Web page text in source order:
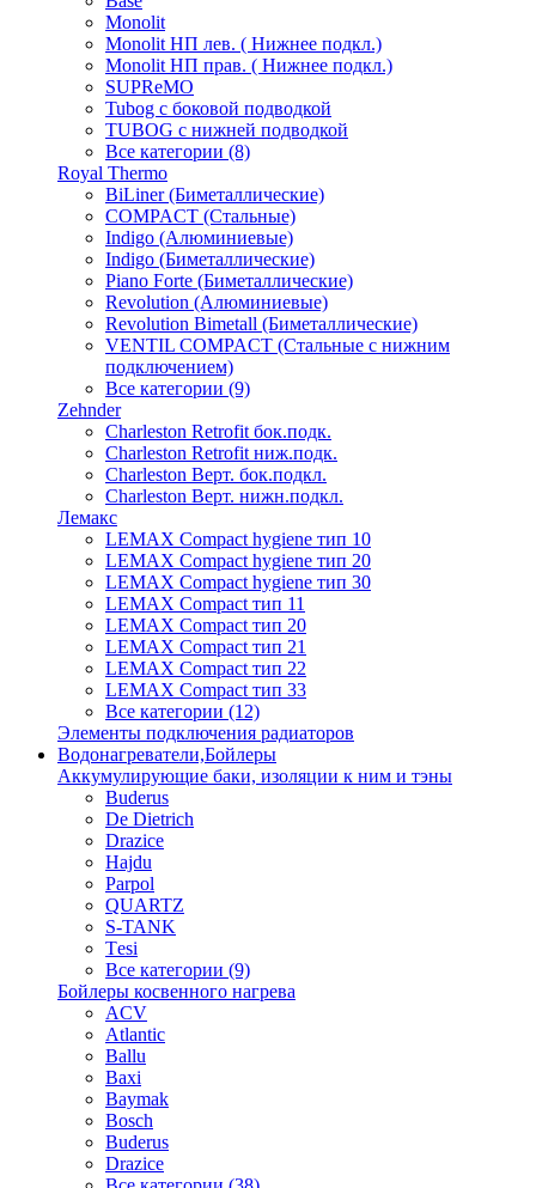
Monolit
Monolit НП лев. ( Нижнее подкл.)
Monolit НП прав. ( Нижнее подкл.)
SUPReMO
Tubog с боковой подводкой
TUBOG с нижней подводкой
Все категории (8)
Royal Thermo
BiLiner (Биметаллические)
COMPACT (Стальные)
Indigo (Алюминиевые)
Indigo (Биметаллические)
Piano Forte (Биметаллические)
Revolution (Алюминиевые)
Revolution Bimetall (Биметаллические)
VENTIL COMPACT (Стальные с нижним
подключением)
Все категории (9)
Zehnder
Charleston Retrofit бок.подк.
Charleston Retrofit ниж.подк.
Charleston Верт. бок.подкл.
Charleston Верт. нижн.подкл.
Лемакс
LEMAX Compact hygiene тип 10
LEMAX Compact hygiene тип 20
LEMAX Compact hygiene тип 30
LEMAX Compact тип 11
LEMAX Compact тип 20
LEMAX Compact тип 21
LEMAX Compact тип 22
LEMAX Compact тип 33
Все категории (12)
Элементы подключения радиаторов
Водонагреватели,Бойлеры
Аккумулирующие баки, изоляции к ним и тэны
Buderus
De Dietrich
Drazice
Hajdu
Parpol
QUARTZ
S-TANK
Tеsi
Все категории (9)
Бойлеры косвенного нагрева
ACV
Atlantic
Ballu
Baxi
Baymak
Bosch
Buderus
Drazice